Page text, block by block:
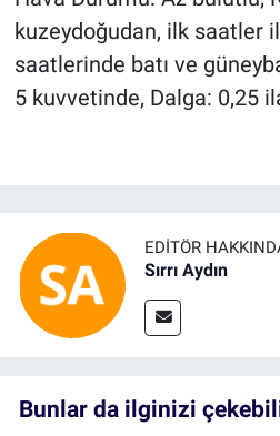
kuzeydoğudan, ilk saatler
saatlerinde batı ve
5 kuvvetinde, Dalga: 0,25
EDITÖR
Sırrı Aydın
Bunlar da ilginizi